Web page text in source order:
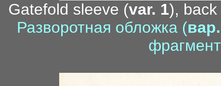
Gatefold sleeve (var. 1),
Разворотная обложка (